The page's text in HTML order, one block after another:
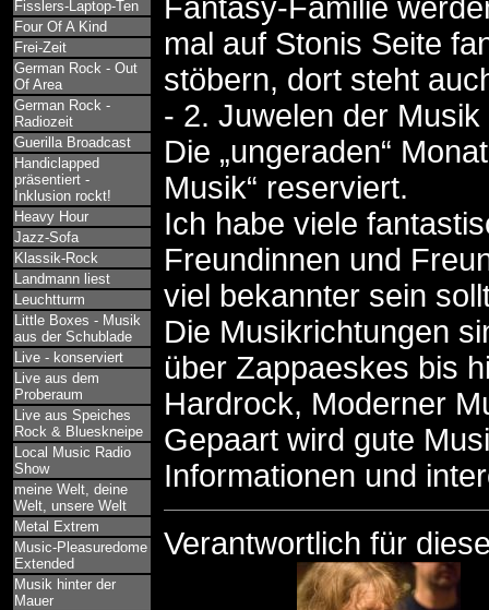
Fisslers-Laptop-Ten
Four Of A Kind
Frei-Zeit
German Rock - Out
Of Area
German Rock -
Radiozeit
Guerilla Broadcast
Handiclapped
präsentiert -
Inklusion rockt!
Heavy Hour
Jazz-Sofa
Klassik-Rock
Landmann liest
Leuchtturm
Little Boxes - Musik
aus der Schublade
Live - konserviert
Live aus dem
Proberaum
Live aus Speiches
Rock & Blueskneipe
Local Music Radio
Show
meine Welt, deine
Welt, unsere Welt
Metal Extrem
Music-Pleasuredome
Extended
Musik hinter der
Mauer
Fantasy-Familie
mal auf Stonis Seite
stöbern, dort steht
- 2. Juwelen der Musik
Die „ungeraden“
Musik“ reserviert.
Ich habe viele
Freundinnen und
viel bekannter sein
Die Musikrichtungen
über Zappaeskes bis
Hardrock, Moderner
Gepaart wird gute
Informationen und
Verantwortlich für